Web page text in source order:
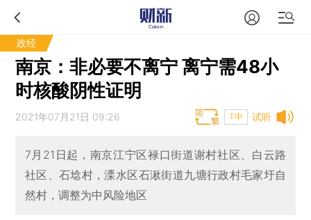
政经
南京：非必要不离宁 离宁需48小
时核酸阴性证明
试听
2021年07月21日 09:26 T中
7月21日起，南京江宁区禄口街道谢村社区、白云路
社区、石埝村，溧水区石湫街道九塘行政村毛家圩自
然村，调整为中风险地区